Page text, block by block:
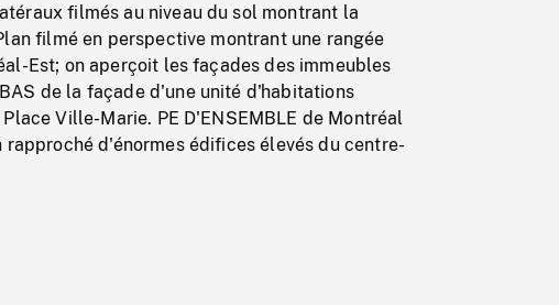
filmés au niveau du sol montrant la
filmé en perspective montrant une rangée
Est; on aperçoit les façades des immeubles
de la façade d'une unité d'habitations
Ville-Marie. PE D'ENSEMBLE de Montréal
d'énormes édifices élevés du centre-